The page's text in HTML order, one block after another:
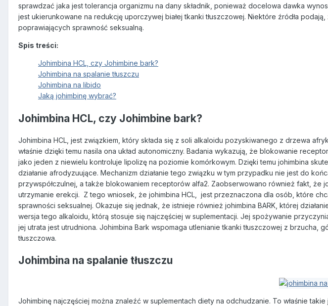
sprawdzać jaka jest tolerancja organizmu na dany składnik, ponieważ docelowa dawka
jest ukierunkowane na redukcję uporczywej białej tkanki tłuszczowej. Niektóre źródła
poprawiających sprawność seksualną.
Spis treści:
Johimbina HCL, czy Johimbine bark?
Johimbina na spalanie tłuszczu
Johimbina na libido
Jaką johimbinę wybrać?
Johimbina HCL, czy Johimbine bark?
Johimbina HCL, jest związkiem, który składa się z soli alkaloidu pozyskiwanego z drzewa
właśnie dzięki temu nasila ona układ autonomiczny. Badania wykazują, że blokowanie
jako jeden z niewielu kontroluje lipolizę na poziomie komórkowym. Dzięki temu johimbina
działanie afrodyzuujące. Mechanizm działanie tego związku w tym przypadku nie jest do
przywspółczulnej, a także blokowaniem receptorów alfa2. Zaobserwowano również fakt, że
utrzymanie erekcji. Z tego wniosek, że johimbina HCL,
jest przeznaczona dla osób, które
sprawności seksualnej. Okazuje się jednak, że istnieje również johimbina BARK, której
wersja tego alkaloidu, którą stosuje się najczęściej w suplementacji. Jej spożywanie
jej utrata jest utrudniona. Johimbina Bark wspomaga utlenianie tkanki tłuszczowej z brzucha,
tłuszczowa.
Johimbina na spalanie tłuszczu
Johimbinę najczęściej można znaleźć w suplementach diety na odchudzanie. To właśnie